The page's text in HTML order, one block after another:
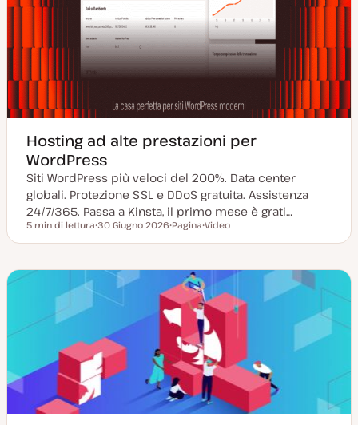
Hosting ad alte prestazioni per
WordPress
Siti WordPress più veloci del 200%. Data center
globali. Protezione SSL e DDoS gratuita. Assistenza
24/7/365. Passa a Kinsta, il primo mese è grati…
Tempo di lettura
5 min di lettura
a
a
n
a
a
30 Giugno 2026
o
t
y
p
e
Pagina
i
o
d
i
c
o
n
t
e
n
u
t
o
Video